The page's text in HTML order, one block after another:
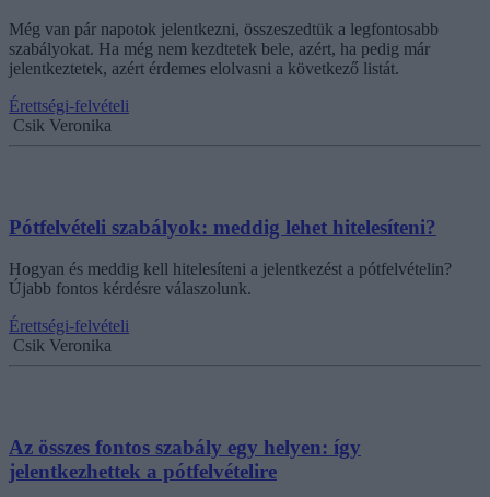
Még van pár napotok jelentkezni, összeszedtük a legfontosabb
szabályokat. Ha még nem kezdtetek bele, azért, ha pedig már
jelentkeztetek, azért érdemes elolvasni a következő listát.
Érettségi-felvételi
Csik Veronika
Pótfelvételi szabályok: meddig lehet hitelesíteni?
Hogyan és meddig kell hitelesíteni a jelentkezést a pótfelvételin?
Újabb fontos kérdésre válaszolunk.
Érettségi-felvételi
Csik Veronika
Az összes fontos szabály egy helyen: így
jelentkezhettek a pótfelvételire